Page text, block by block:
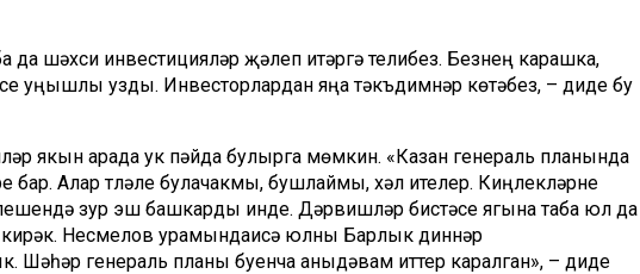
да шәхси инвестицияләр җәлеп итәргә телибез. Безнең карашка,
уңышлы узды. Инвесторлардан яңа тәкъдимнәр көтәбез, – диде бу
якын арада ук пәйда булырга мөмкин. «Казан генераль планында
Алар түләүле булачакмы, бушлаймы, хәл ителер. Киңлекләрне
зур эш башкарды инде. Дәрвишләр бистәсе ягына таба юл да
Несмелов урамындаисә юлны Барлык диннәр
Шәһәр генераль планы буенча аныдәвам иттерү каралган», – диде